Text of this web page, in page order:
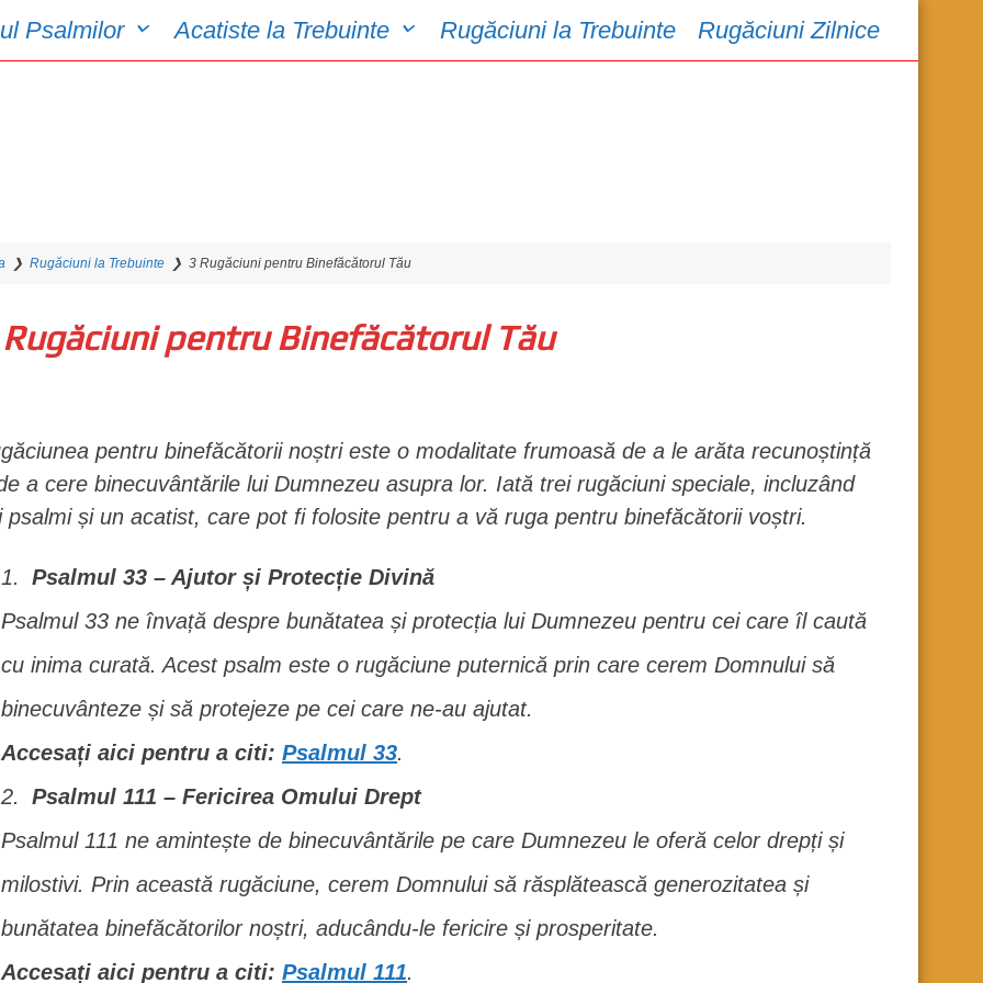
Psalmilor Acatiste la Trebuinte Rugăciuni la Trebuinte Rugăciuni Zilnice
❯Rugăciuni la Trebuinte ❯3 Rugăciuni pentru Binefăcătorul Tău
pentru Binefăcătorul Tău
pentru binefăcătorii noștri este o modalitate frumoasă de a le arăta recunoștință
a cere binecuvântările lui Dumnezeu asupra lor. Iată trei rugăciuni speciale, incluzând
psalmi și un acatist, care pot fi folosite pentru a vă ruga pentru binefăcătorii voștri.
Psalmul 33 – Ajutor și Protecție Divină
Psalmul 33 ne învață despre bunătatea și protecția lui Dumnezeu pentru cei care îl caută
cu inima curată. Acest psalm este o rugăciune puternică prin care cerem Domnului să
binecuvânteze și să protejeze pe cei care ne-au ajutat.
Accesați aici pentru a citi:Psalmul 33.
Psalmul 111 – Fericirea Omului Drept
Psalmul 111 ne amintește de binecuvântările pe care Dumnezeu le oferă celor drepți și
milostivi. Prin această rugăciune, cerem Domnului să răsplătească generozitatea și
bunătatea binefăcătorilor noștri, aducându-le fericire și prosperitate.
Accesați aici pentru a citi:Psalmul 111.